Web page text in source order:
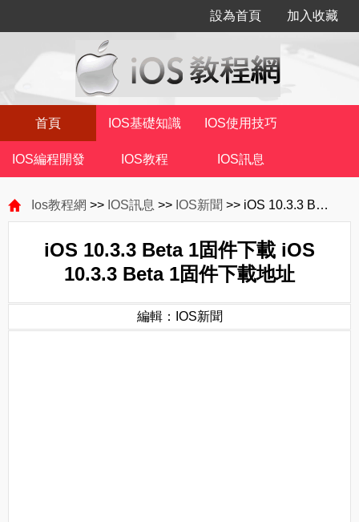
設為首頁 加入收藏
首頁 IOS基礎知識 IOS使用技巧
IOS編程開發 IOS教程 IOS訊息
Ios教程網 >> IOS訊息 >> IOS新聞 >> iOS 10.3.3 Beta 1固件下載 iOS 10.3.3 Beta 1固件下載地址
iOS 10.3.3 Beta 1固件下載 iOS
10.3.3 Beta 1固件下載地址
編輯：IOS新聞